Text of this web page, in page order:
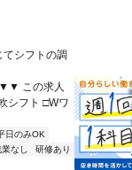
シフトの調
この求人
シフト □Wワ
日のみOK
なし
研修あり